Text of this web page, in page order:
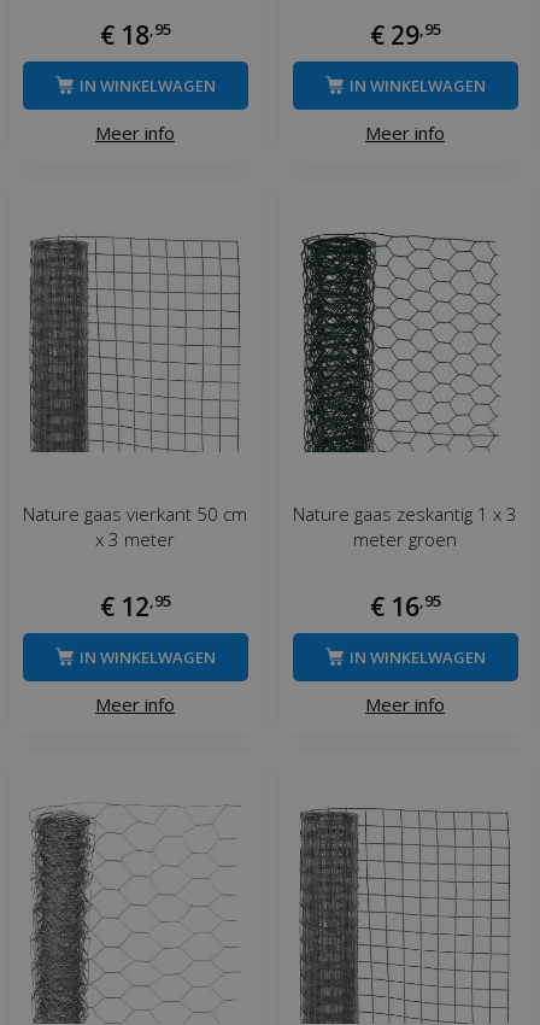
€ 18 95
Meer info
IN WINKELWAGEN
€ 29, 95
Meer info
IN WINKELWAGEN
Nature gaas vierkant 50 cm
x 3 meter
€ 12 95
Meer info
IN WINKELWAGEN
Nature gaas zeskantig 1 x 3
meter groen
€ 16 95
Meer info
IN WINKELWAGEN